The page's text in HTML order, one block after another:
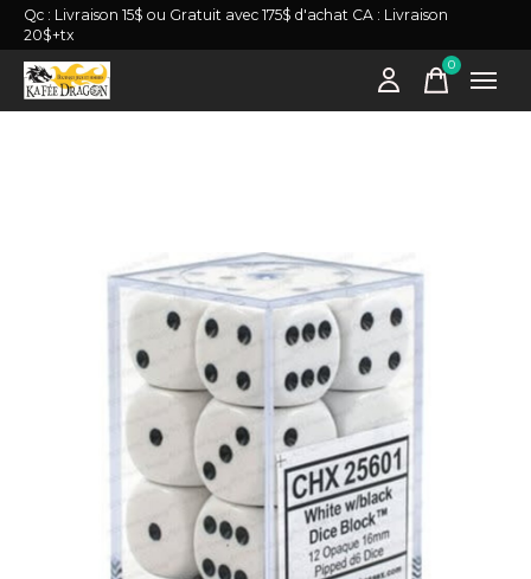
Qc : Livraison 15$ ou Gratuit avec 175$ d'achat CA : Livraison
20$+tx
0items